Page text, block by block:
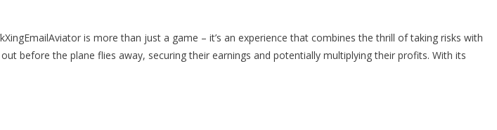
is more than just a game – it’s an experience that combines the thrill of taking risks with
before the plane flies away, securing their earnings and potentially multiplying their profits. With its